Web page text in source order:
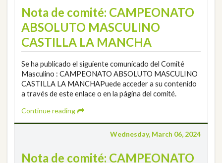
Nota de comité: CAMPEONATO
ABSOLUTO MASCULINO
CASTILLA LA MANCHA
Se ha publicado el siguiente comunicado del Comité
Masculino : CAMPEONATO ABSOLUTO MASCULINO
CASTILLA LA MANCHAPuede acceder a su contenido
a través de este enlace o en la página del comité.
Continue reading
Wednesday, March 06, 2024
Nota de comité: CAMPEONATO